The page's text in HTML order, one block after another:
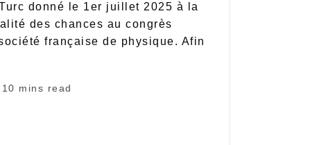
donné le 1er juillet 2025 à la
des chances au congrès
française de physique. Afin
10 mins read